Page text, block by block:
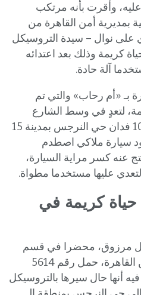
وأقرت بأنه مرتكب
بمديرية أمن القاهرة من
على نوال – سيدة التروسيكل
كريمة وذلك بعد اعتدائه
آلة حادة.
بـ «أم رحاب» والتي تم
لتعدٍ في وسط الشارع
جنوب القاهرة بمنطقة الـ 100 فدان حي النرجس بمدينة 15
سيارة ملاكي اصطدم
عنه كسر مراية السيارة،
عليها مستخدما مطواة.
كريمة في
مرزوق، محضرا في قسم
شرطة 15 مايو، بمديرية أمن القاهرة، حمل رقم 5614
قالت فيه أنها حال سيرها بالتروسيكل